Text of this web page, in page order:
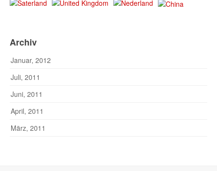
Archiv
Januar, 2012
Juli, 2011
Juni, 2011
April, 2011
März, 2011